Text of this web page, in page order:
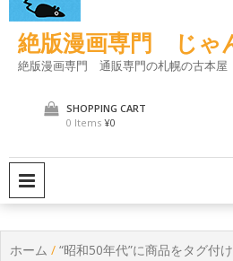
絶版漫画専門 じゃ
絶版漫画専門 通販専門の札幌の古本屋
SHOPPING CART
0 Items ¥0
ホーム / “昭和50年代”に商品をタグ付